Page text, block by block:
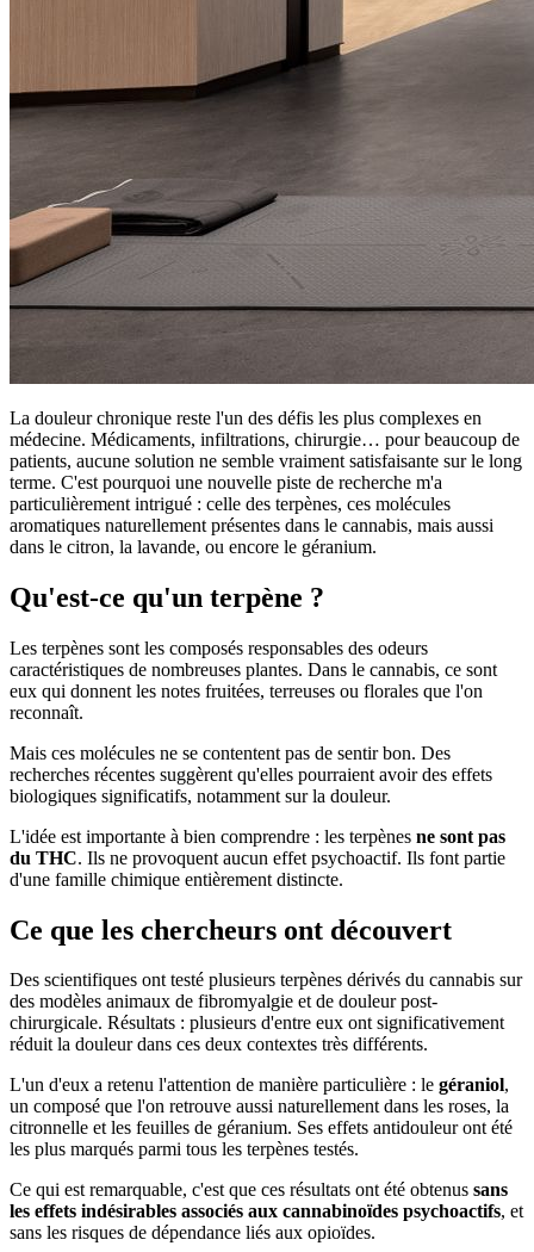
La douleur chronique reste l'un des défis les plus complexes en
médecine. Médicaments, infiltrations, chirurgie… pour beaucoup de
patients, aucune solution ne semble vraiment satisfaisante sur le long
terme. C'est pourquoi une nouvelle piste de recherche m'a
particulièrement intrigué : celle des terpènes, ces molécules
aromatiques naturellement présentes dans le cannabis, mais aussi
dans le citron, la lavande, ou encore le géranium.
Qu'est-ce qu'un terpène ?
Les terpènes sont les composés responsables des odeurs
caractéristiques de nombreuses plantes. Dans le cannabis, ce sont
eux qui donnent les notes fruitées, terreuses ou florales que l'on
reconnaît.
Mais ces molécules ne se contentent pas de sentir bon. Des
recherches récentes suggèrent qu'elles pourraient avoir des effets
biologiques significatifs, notamment sur la douleur.
L'idée est importante à bien comprendre : les terpènes ne sont pas
du THC. Ils ne provoquent aucun effet psychoactif. Ils font partie
d'une famille chimique entièrement distincte.
Ce que les chercheurs ont découvert
Des scientifiques ont testé plusieurs terpènes dérivés du cannabis sur
des modèles animaux de fibromyalgie et de douleur post-
chirurgicale. Résultats : plusieurs d'entre eux ont significativement
réduit la douleur dans ces deux contextes très différents.
L'un d'eux a retenu l'attention de manière particulière : le géraniol,
un composé que l'on retrouve aussi naturellement dans les roses, la
citronnelle et les feuilles de géranium. Ses effets antidouleur ont été
les plus marqués parmi tous les terpènes testés.
Ce qui est remarquable, c'est que ces résultats ont été obtenus sans
les effets indésirables associés aux cannabinoïdes psychoactifs, et
sans les risques de dépendance liés aux opioïdes.